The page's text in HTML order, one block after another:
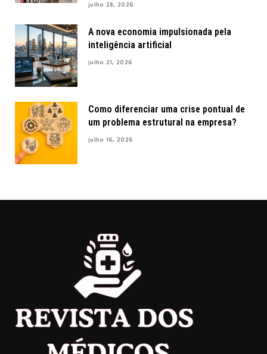
julho 28, 2026
A nova economia impulsionada pela
inteligência artificial
julho 21, 2026
Como diferenciar uma crise pontual de
um problema estrutural na empresa?
julho 16, 2026